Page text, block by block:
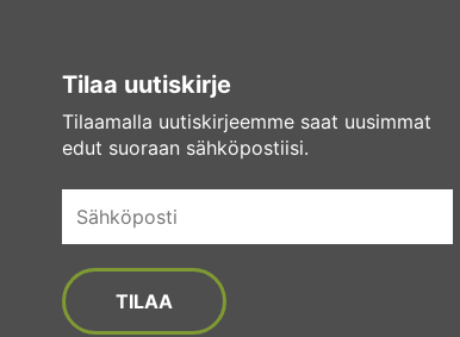
Tilaa uutiskirje
Tilaamalla uutiskirjeemme saat uusimmat
edut suoraan sähköpostiisi.